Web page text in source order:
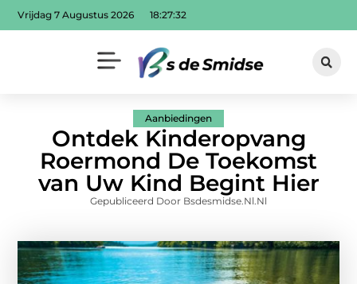
Vrijdag 7 Augustus 2026 18:27:33
Aanbiedingen
Ontdek Kinderopvang
Roermond De Toekomst
van Uw Kind Begint Hier
Gepubliceerd Door Bsdesmidse.nl.nl